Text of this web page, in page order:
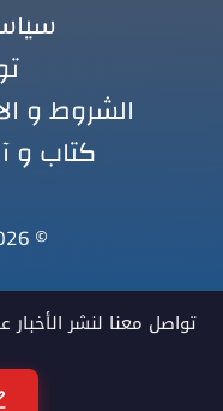
الشروط و
كتاب و
© 2026 الكويت بوست
تواصل معنا لنشر الأخبار